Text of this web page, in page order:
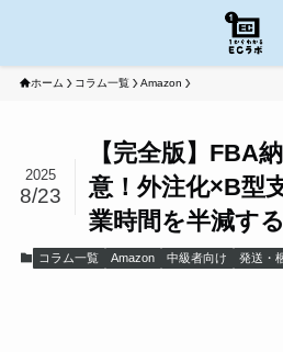
ホーム コラム一覧 Amazon
【完全版】FBA
意！外注化×B型
業時間を半減す
2025
8/23
コラム一覧 Amazon 中級者向け 発送・